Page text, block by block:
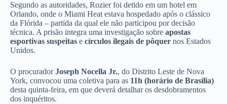
Segundo as autoridades, Rozier foi detido em um hotel em
Orlando, onde o Miami Heat estava hospedado após o clássico
da Flórida – partida da qual ele não participou por decisão
técnica. A prisão integra uma investigação sobre apostas
esportivas suspeitas e círculos ilegais de pôquer nos Estados
Unidos.
O procuradorJoseph Nocella Jr., do Distrito Leste de Nova
York, convocou uma coletiva para as 11h (horário de Brasília)
desta quinta-feira, em que deverá detalhar os desdobramentos
dos inquéritos.